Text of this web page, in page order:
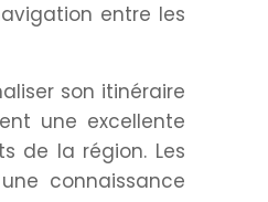
entre les
son itinéraire
une excellente
de la région. Les
connaissance